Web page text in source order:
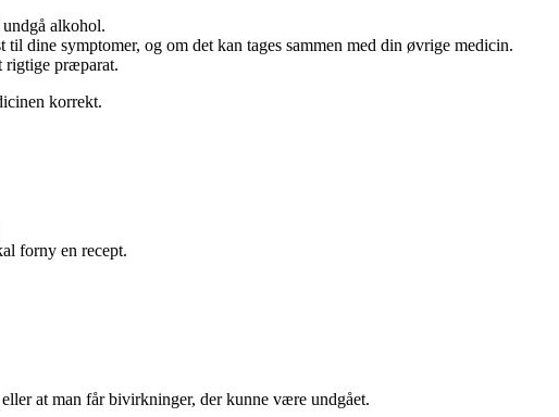
alkohol.
dine symptomer, og om det kan tages sammen med din øvrige medicin.
rigtige præparat.
korrekt.
forny en recept.
at man får bivirkninger, der kunne være undgået.